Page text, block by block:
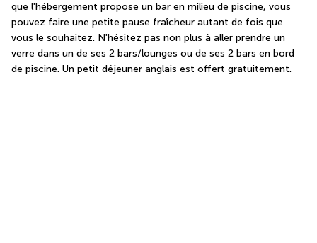
que l'hébergement propose un bar en milieu de piscine, vous
pouvez faire une petite pause fraîcheur autant de fois que
vous le souhaitez. N'hésitez pas non plus à aller prendre un
verre dans un de ses 2 bars/lounges ou de ses 2 bars en bord
de piscine. Un petit déjeuner anglais est offert gratuitement.